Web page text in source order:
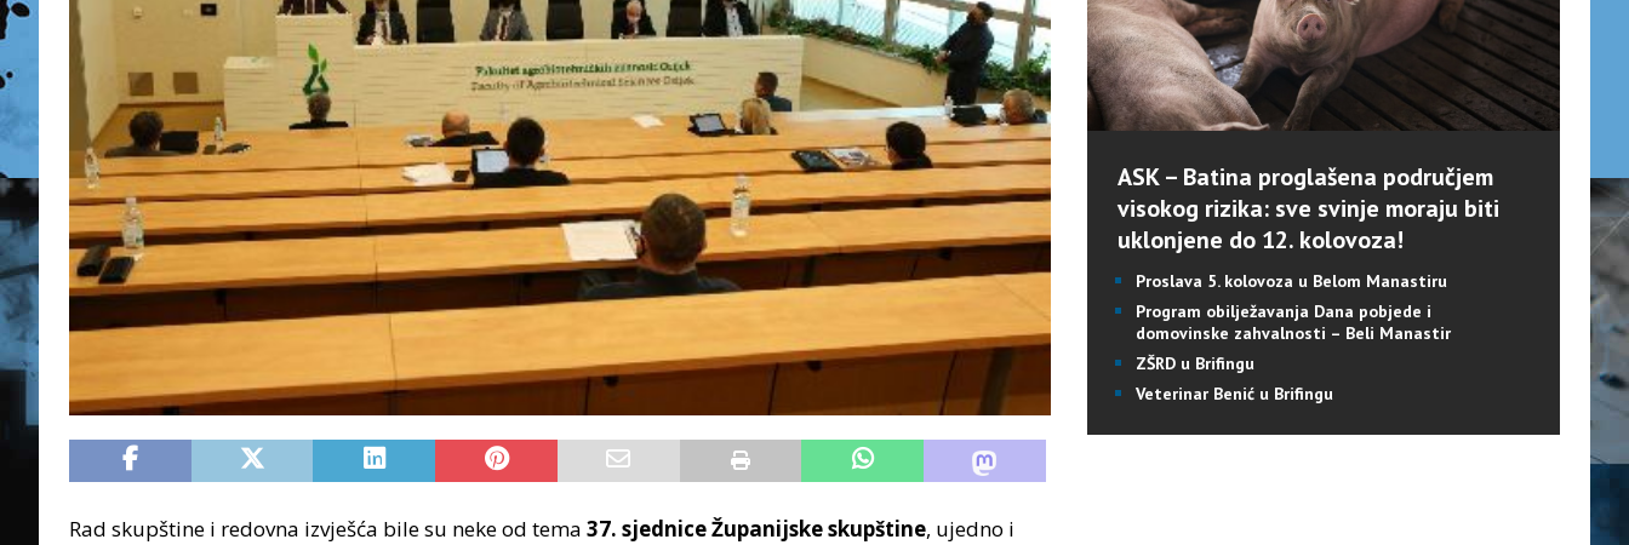
Rad skupštine i redovna izvješća bile su neke od tema 37. sjednice Županijske skupštine, ujedno i
ASK – Batina proglašena područjem
visokog rizika: sve svinje moraju biti
uklonjene do 12. kolovoza!
Proslava 5. kolovoza u Belom Manastiru
Program obilježavanja Dana pobjede i
domovinske zahvalnosti – Beli Manastir
ZŠRD u Brifingu
Veterinar Benić u Brifingu